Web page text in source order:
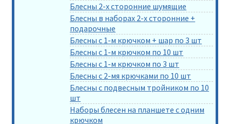
Блесны 2-х сторонние шумящие
Блесны в наборах 2-х сторонние +
подарочные
Блесны с 1-м крючком + шар по 3 шт
Блесны с 1-м крючком по 10 шт
Блесны с 1-м крючком по 3 шт
Блесны с 2-мя крючками по 10 шт
Блесны с подвесным тройником по 10
шт
Наборы блесен на планшете с одним
крючком